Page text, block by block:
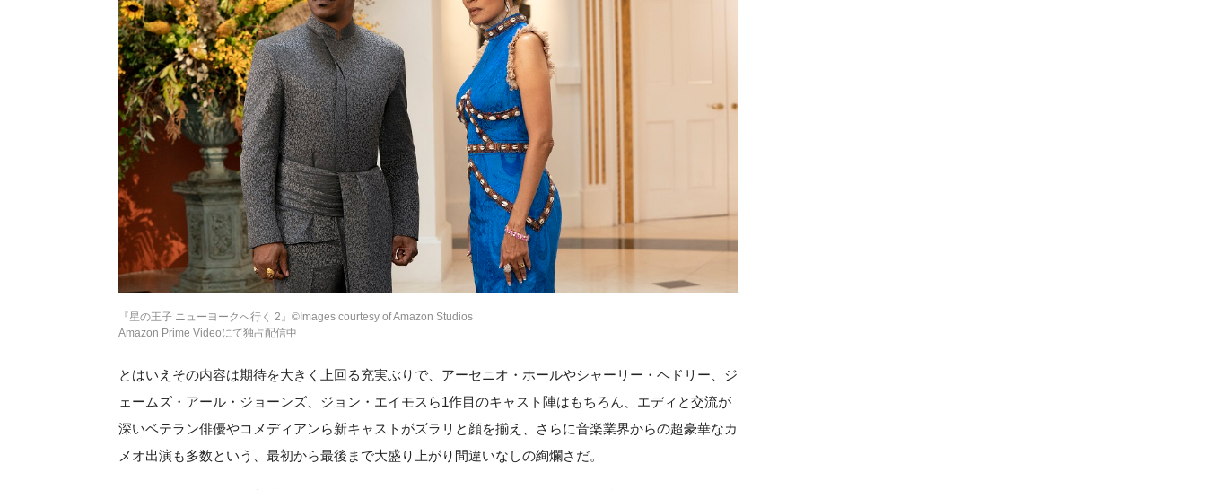
『星の王子 ニューヨークへ行く 2』©Images courtesy of Amazon Studios
Amazon Prime Videoにて独占配信中
とはいえその内容は期待を大きく上回る充実ぶりで、アーセニオ・ホールやシャーリー・ヘドリー、ジ
ェームズ・アール・ジョーンズ、ジョン・エイモスら1作目のキャスト陣はもちろん、エディと交流が
深いベテラン俳優やコメディアンら新キャストがズラリと顔を揃え、さらに音楽業界からの超豪華なカ
メオ出演も多数という、最初から最後まで大盛り上がり間違いなしの絢爛さだ。